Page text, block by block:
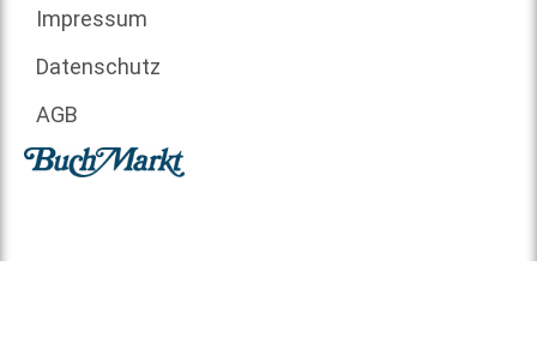
Impressum
Datenschutz
AGB